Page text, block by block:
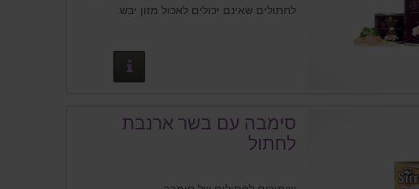
לחתולים שאינם יכולים לאכול מזון יבש.
סימבה עם בשר ארנבת
לחתול